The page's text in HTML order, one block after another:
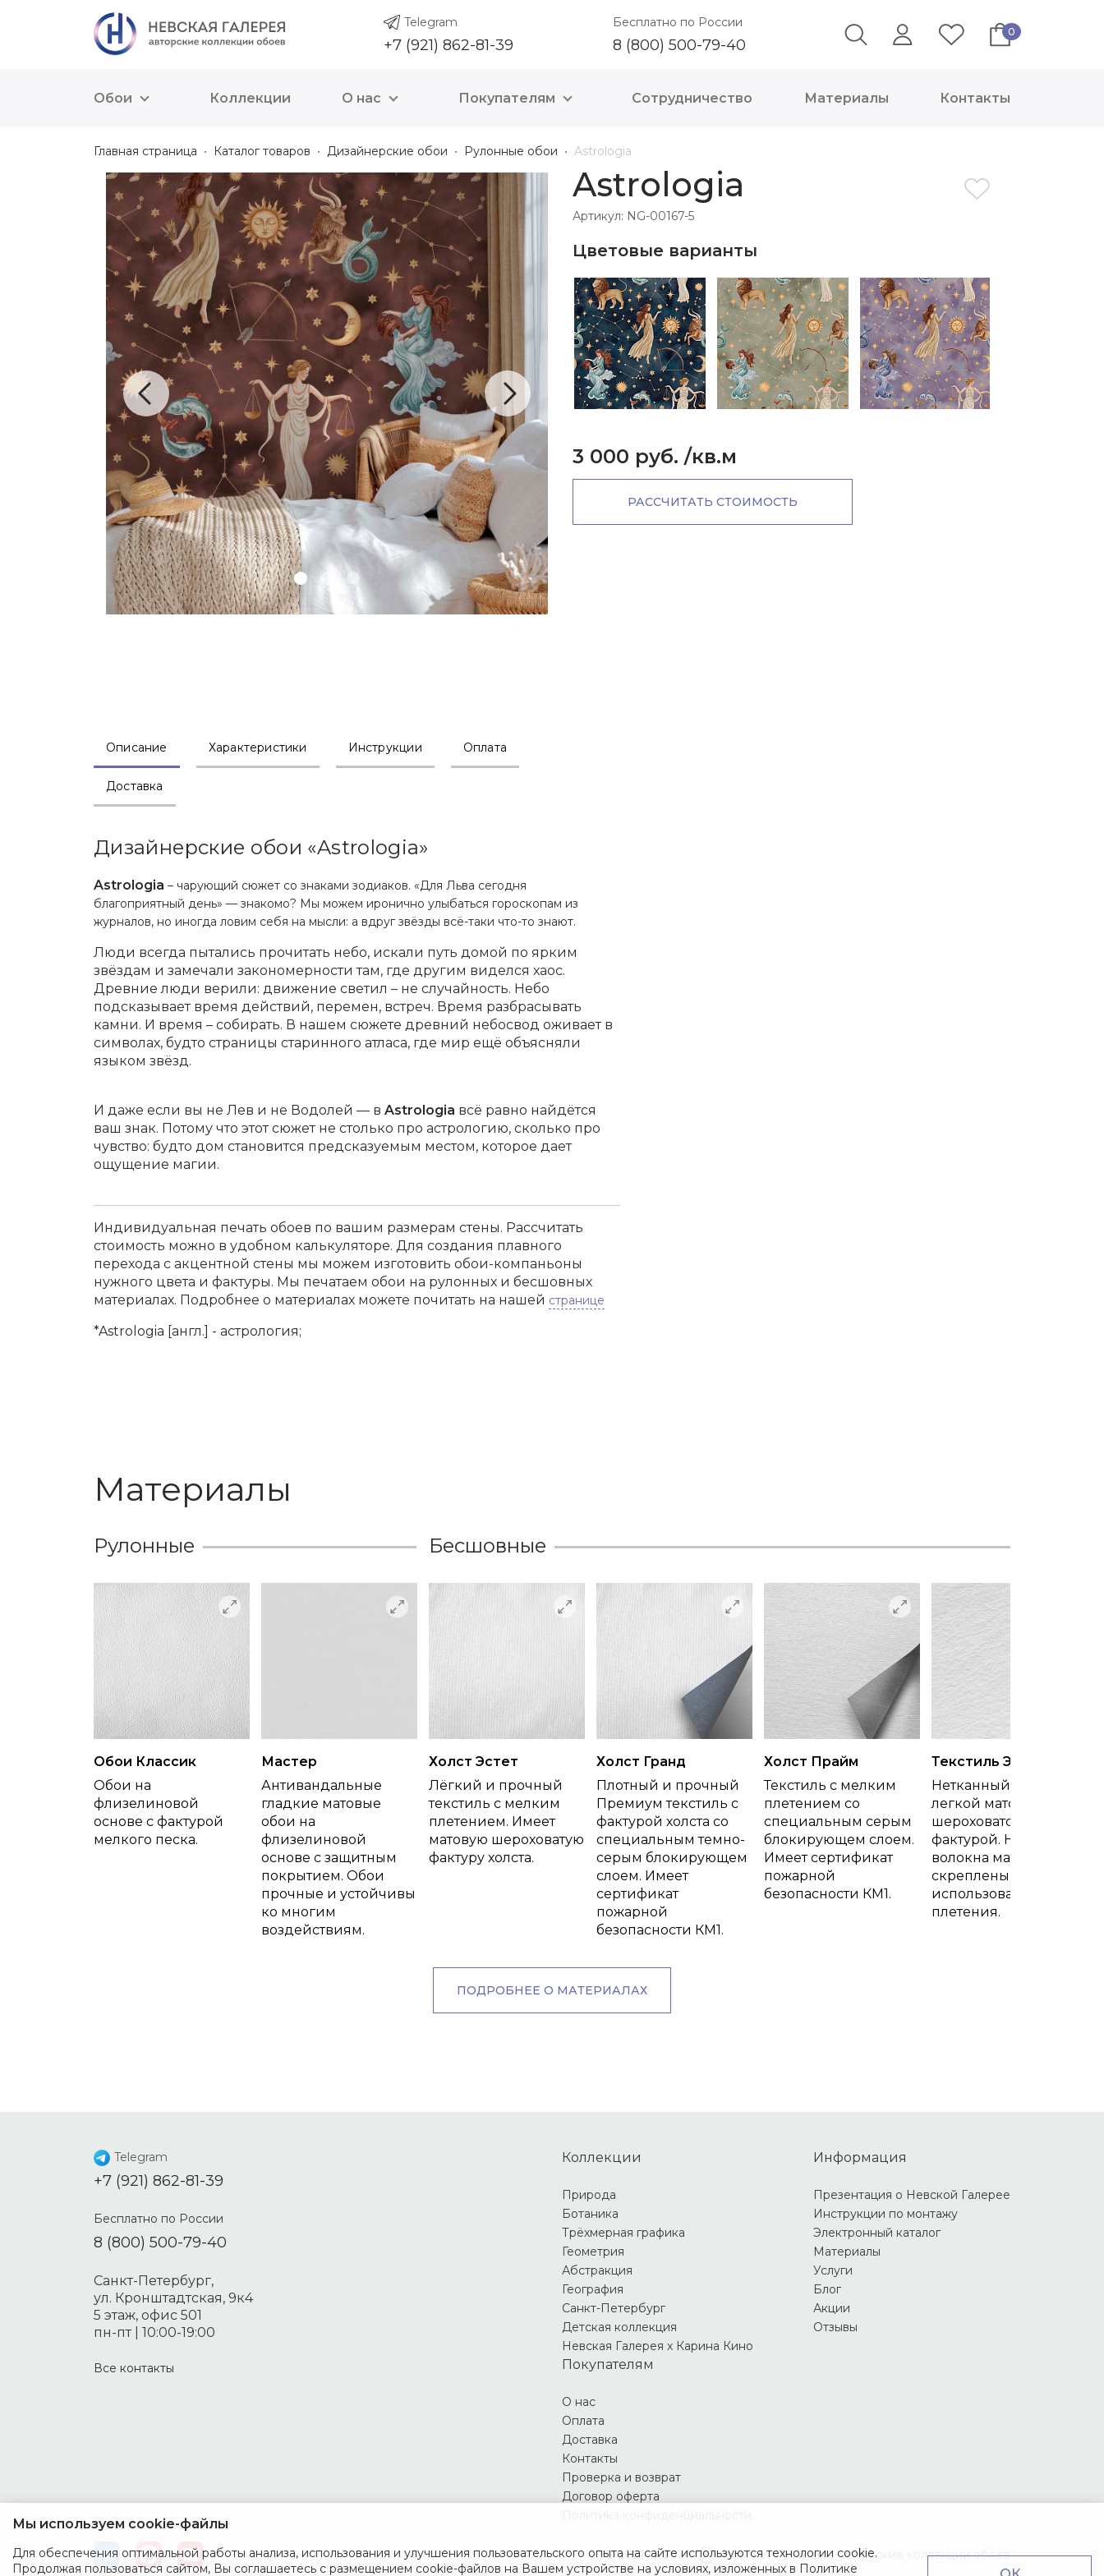
Telegram
+7 (921) 862-81-39
Бесплатно по России
8 (800) 500-79-40
0
Обои Коллекции О нас Покупателям Сотрудничество Материалы Контакты
Главная страница Каталог товаров Дизайнерские обои Рулонные обои Astrologia
Astrologia
Артикул: NG-00167-5
Цветовые варианты
3 000 руб. /кв.м
РАССЧИТАТЬ СТОИМОСТЬ
Описание Характеристики Инструкции Оплата
Доставка
Дизайнерские обои «Astrologia»
Astrologia – чарующий сюжет со знаками зодиаков. «Для Льва сегодня
благоприятный день» — знакомо? Мы можем иронично улыбаться гороскопам из
журналов, но иногда ловим себя на мысли: а вдруг звёзды всё-таки что-то знают.
Люди всегда пытались прочитать небо, искали путь домой по ярким
звёздам и замечали закономерности там, где другим виделся хаос.
Древние люди верили: движение светил – не случайность. Небо
подсказывает время действий, перемен, встреч. Время разбрасывать
камни. И время – собирать. В нашем сюжете древний небосвод оживает в
символах, будто страницы старинного атласа, где мир ещё объясняли
языком звёзд.
И даже если вы не Лев и не Водолей — в Astrologia всё равно найдётся
ваш знак. Потому что этот сюжет не столько про астрологию, сколько про
чувство: будто дом становится предсказуемым местом, которое дает
ощущение магии.
Индивидуальная печать обоев по вашим размерам стены. Рассчитать
стоимость можно в удобном калькуляторе. Для создания плавного
перехода с акцентной стены мы можем изготовить обои-компаньоны
нужного цвета и фактуры. Мы печатаем обои на рулонных и бесшовных
материалах. Подробнее о материалах можете почитать на нашей странице
*Astrologia [англ.] - астрология;
Материалы
Рулонные
Обои Классик
Обои на
флизелиновой
основе с фактурой
мелкого песка.
Мастер
Антивандальные
гладкие матовые
обои на
флизелиновой
основе с защитным
покрытием. Обои
прочные и устойчивы
ко многим
воздействиям.
Бесшовные
Холст Эстет
Лёгкий и прочный
текстиль с мелким
плетением. Имеет
матовую шероховатую
фактуру холста.
Холст Гранд
Плотный и прочный
Премиум текстиль с
фактурой холста со
специальным темно-
серым блокирующем
слоем. Имеет
сертификат
пожарной
безопасности КМ1.
Холст Прайм
Текстиль с мелким
плетением со
специальным серым
блокирующем слоем.
Имеет сертификат
пожарной
безопасности КМ1.
Текстиль Эко
Нетканный текстиль с
легкой матовой
шероховатой
фактурой. Нити и
волокна материала
скреплены без
использования
плетения.
ПОДРОБНЕЕ О МАТЕРИАЛАХ
Telegram
+7 (921) 862-81-39
Бесплатно по России
8 (800) 500-79-40
Санкт-Петербург,
ул. Кронштадтская, 9к4
5 этаж, офис 501
пн-пт | 10:00-19:00
Все контакты
Коллекции
Природа
Ботаника
Трёхмерная графика
Геометрия
Абстракция
География
Санкт-Петербург
Детская коллекция
Невская Галерея х Карина Кино
Информация
Презентация о Невской Галерее
Инструкции по монтажу
Электронный каталог
Материалы
Услуги
Блог
Акции
Отзывы
Покупателям
О нас
Оплата
Доставка
Контакты
Проверка и возврат
Договор оферта
© 2021 — 2026 Невская Галерея — авторские коллекции обоев
Мы используем cookie-файлы
Для обеспечения оптимальной работы анализа, использования и улучшения пользовательского опыта на сайте используются технологии cookie.
Продолжая пользоваться сайтом, Вы соглашаетесь с размещением cookie-файлов на Вашем устройстве на условиях, изложенных в Политике